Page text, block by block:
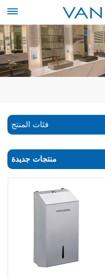
فئات المنتج
منتجات جديدة